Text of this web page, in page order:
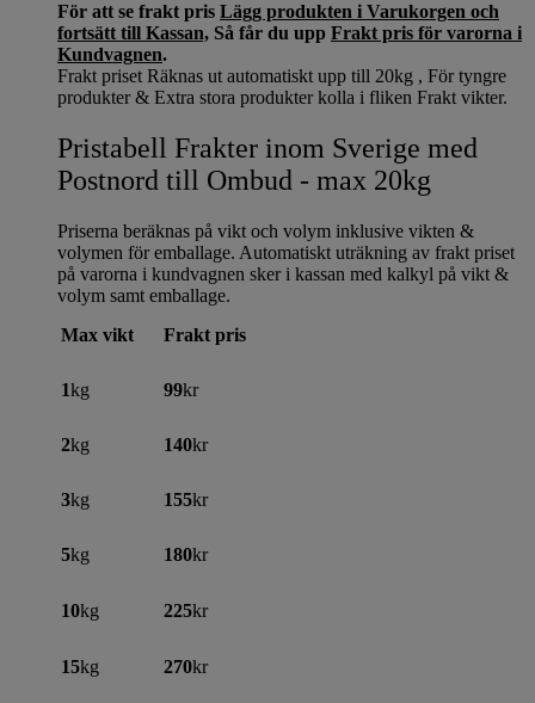
För att se frakt pris Lägg produkten i Varukorgen och
fortsätt till Kassan, Så får du upp Frakt pris för varorna i
Kundvagnen.
Frakt priset Räknas ut automatiskt upp till 20kg , För tyngre
produkter & Extra stora produkter kolla i fliken Frakt vikter.
Pristabell Frakter inom Sverige med
Postnord till Ombud - max 20kg
Priserna beräknas på vikt och volym inklusive vikten &
volymen för emballage. Automatiskt uträkning av frakt priset
på varorna i kundvagnen sker i kassan med kalkyl på vikt &
volym samt emballage.
Max vikt
Frakt pris
1kg 99kr
2kg 140kr
3kg 155kr
5kg 180kr
10kg 225kr
15kg 270kr